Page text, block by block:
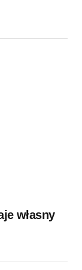
własny